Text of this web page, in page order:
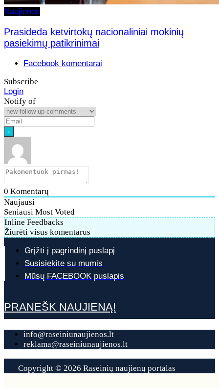
Naujienos
Prasideda ketvirtokų nacionaliniai mokinių
pasiekimų patikrinimai
Facebook komentarai
Subscribe
Login
Notify of
0 Komentarų
Naujausi
Seniausi Most Voted
Inline Feedbacks
Žiūrėti visus komentarus
Grįžti į pagrindinį puslapį
Susisiekite su mumis
Mūsų FACEBOOK puslapis
PRANEŠK NAUJIENĄ!
info@raseiniunaujienos.lt
reklama@raseiniunaujienos.lt
Copyright © 2026 Raseinių naujienų portalas